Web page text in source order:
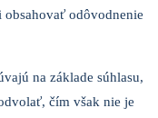
odôvodnenie
na základe súhlasu,
čím však nie je